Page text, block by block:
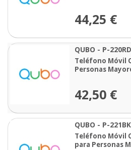
44,25 €
QUBO - P-
Teléfono Móvil
Personas
42,50 €
QUBO - P-
Teléfono Móvil
para Personas